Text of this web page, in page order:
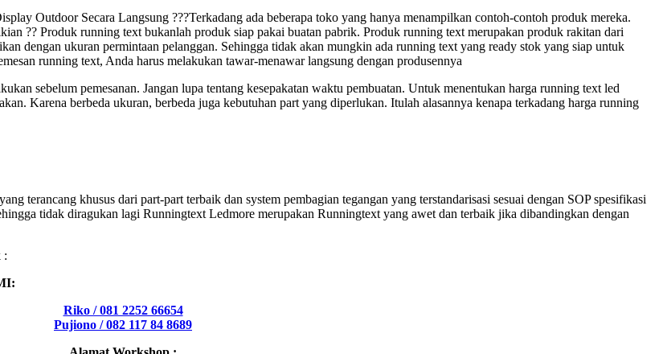
Outdoor Secara Langsung ???Terkadang ada beberapa toko yang hanya menampilkan contoh-contoh produk mereka.
?? Produk running text bukanlah produk siap pakai buatan pabrik. Produk running text merupakan produk rakitan dari
dengan ukuran permintaan pelanggan. Sehingga tidak akan mungkin ada running text yang ready stok yang siap untuk
running text, Anda harus melakukan tawar-menawar langsung dengan produsennya
sebelum pemesanan. Jangan lupa tentang kesepakatan waktu pembuatan. Untuk menentukan harga running text led
Karena berbeda ukuran, berbeda juga kebutuhan part yang diperlukan. Itulah alasannya kenapa terkadang harga running
yang terancang khusus dari part-part terbaik dan system pembagian tegangan yang terstandarisasi sesuai dengan SOP spesifikasi
tidak diragukan lagi Runningtext Ledmore merupakan Runningtext yang awet dan terbaik jika dibandingkan dengan
:
Riko / 081 2252 66654
Pujiono / 082 117 84 8689